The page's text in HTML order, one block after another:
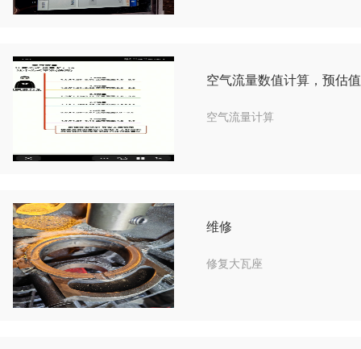
空气流量数值计算，预估
空气流量计算
维修
修复大瓦座